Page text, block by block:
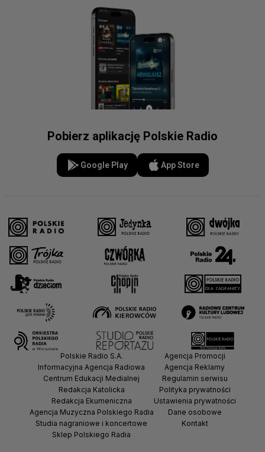
Pobierz aplikację Polskie Radio
Google Play App Store
Polskie Radio S.A.
Informacyjna Agencja Radiowa
Centrum Edukacji Medialnej
Redakcja Katolicka
Redakcja Ekumeniczna
Agencja Muzyczna Polskiego Radia
Studia nagraniowe i koncertowe
Sklep Polskiego Radia
Agencja Promocji
Agencja Reklamy
Regulamin serwisu
Polityka prywatności
Ustawienia prywatności
Dane osobowe
Kontakt